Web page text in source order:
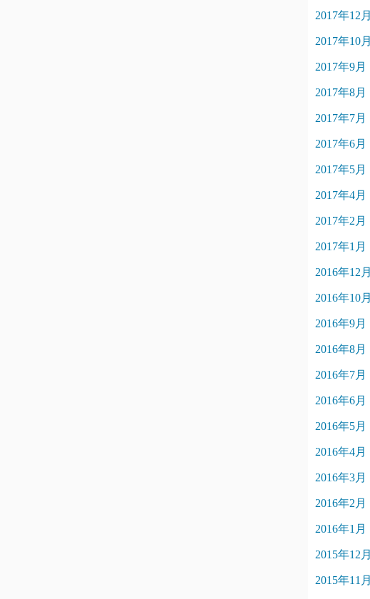
2017年12月
2017年10月
2017年9月
2017年8月
2017年7月
2017年6月
2017年5月
2017年4月
2017年2月
2017年1月
2016年12月
2016年10月
2016年9月
2016年8月
2016年7月
2016年6月
2016年5月
2016年4月
2016年3月
2016年2月
2016年1月
2015年12月
2015年11月